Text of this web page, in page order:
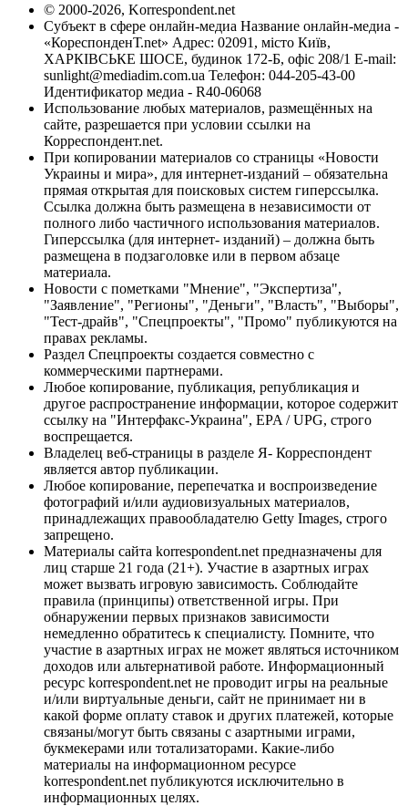
© 2000-2026, Korrespondent.net
Субъект в сфере онлайн-медиа Название онлайн-медиа -
«КореспонденТ.net» Адрес: 02091, місто Київ,
ХАРКІВСЬКЕ ШОСЕ, будинок 172-Б, офіс 208/1 E-mail:
sunlight@mediadim.com.ua Телефон: 044-205-43-00
Идентификатор медиа - R40-06068
Использование любых материалов, размещённых на
сайте, разрешается при условии ссылки на
Корреспондент.net.
При копировании материалов со страницы «Новости
Украины и мира», для интернет-изданий – обязательна
прямая открытая для поисковых систем гиперссылка.
Ссылка должна быть размещена в независимости от
полного либо частичного использования материалов.
Гиперссылка (для интернет- изданий) – должна быть
размещена в подзаголовке или в первом абзаце
материала.
Новости с пометками "Мнение", "Экспертиза",
"Заявление", "Регионы", "Деньги", "Власть", "Выборы",
"Тест-драйв", "Спецпроекты", "Промо" публикуются на
правах рекламы.
Раздел Спецпроекты создается совместно с
коммерческими партнерами.
Любое копирование, публикация, републикация и
другое распространение информации, которое содержит
ссылку на "Интерфакс-Украина", EPA / UPG, строго
воспрещается.
Владелец веб-страницы в разделе Я- Корреспондент
является автор публикации.
Любое копирование, перепечатка и воспроизведение
фотографий и/или аудиовизуальных материалов,
принадлежащих правообладателю Getty Images, строго
запрещено.
Материалы сайта korrespondent.net предназначены для
лиц старше 21 года (21+). Участие в азартных играх
может вызвать игровую зависимость. Соблюдайте
правила (принципы) ответственной игры. При
обнаружении первых признаков зависимости
немедленно обратитесь к специалисту. Помните, что
участие в азартных играх не может являться источником
доходов или альтернативой работе. Информационный
ресурс korrespondent.net не проводит игры на реальные
и/или виртуальные деньги, сайт не принимает ни в
какой форме оплату ставок и других платежей, которые
связаны/могут быть связаны с азартными играми,
букмекерами или тотализаторами. Какие-либо
материалы на информационном ресурсе
korrespondent.net публикуются исключительно в
информационных целях.